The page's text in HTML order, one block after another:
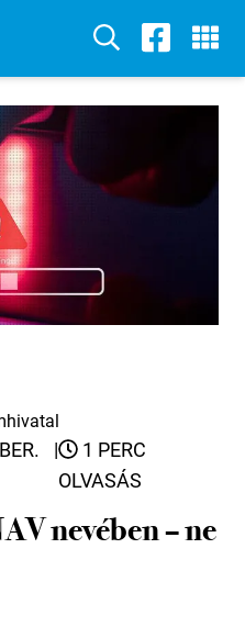
|
1 PERC
OLVASÁS
nevében – ne